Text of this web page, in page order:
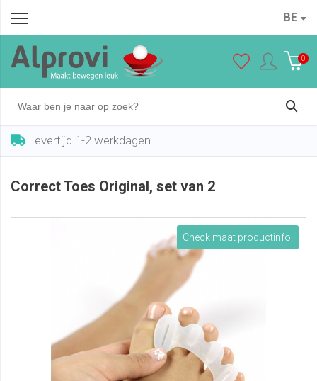
BE
0
Levertijd 1-2 werkdagen
Correct Toes Original, set van 2
Check maat productinfo!
€ 62,95